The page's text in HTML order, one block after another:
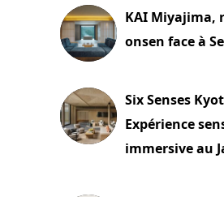
KAI Miyajima,
onsen face à
Six Senses
Expérience
immersive au